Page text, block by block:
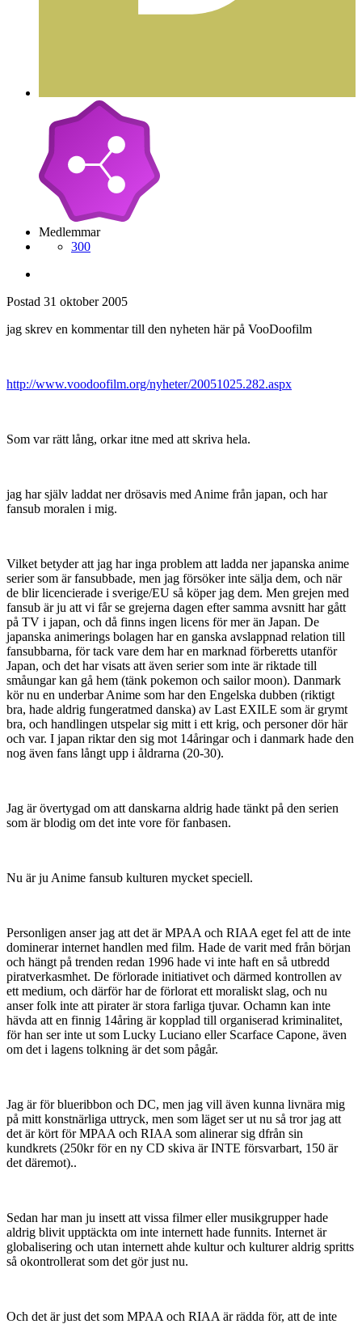
Medlemmar
300
Postad 31 oktober 2005
jag skrev en kommentar till den nyheten här på VooDoofilm
http://www.voodoofilm.org/nyheter/20051025.282.aspx
Som var rätt lång, orkar itne med att skriva hela.
jag har själv laddat ner drösavis med Anime från japan, och har
fansub moralen i mig.
Vilket betyder att jag har inga problem att ladda ner japanska anime
serier som är fansubbade, men jag försöker inte sälja dem, och när
de blir licencierade i sverige/EU så köper jag dem. Men grejen med
fansub är ju att vi får se grejerna dagen efter samma avsnitt har gått
på TV i japan, och då finns ingen licens för mer än Japan. De
japanska animerings bolagen har en ganska avslappnad relation till
fansubbarna, för tack vare dem har en marknad förberetts utanför
Japan, och det har visats att även serier som inte är riktade till
småungar kan gå hem (tänk pokemon och sailor moon). Danmark
kör nu en underbar Anime som har den Engelska dubben (riktigt
bra, hade aldrig fungeratmed danska) av Last EXILE som är grymt
bra, och handlingen utspelar sig mitt i ett krig, och personer dör här
och var. I japan riktar den sig mot 14åringar och i danmark hade den
nog även fans långt upp i åldrarna (20-30).
Jag är övertygad om att danskarna aldrig hade tänkt på den serien
som är blodig om det inte vore för fanbasen.
Nu är ju Anime fansub kulturen mycket speciell.
Personligen anser jag att det är MPAA och RIAA eget fel att de inte
dominerar internet handlen med film. Hade de varit med från början
och hängt på trenden redan 1996 hade vi inte haft en så utbredd
piratverkasmhet. De förlorade initiativet och därmed kontrollen av
ett medium, och därför har de förlorat ett moraliskt slag, och nu
anser folk inte att pirater är stora farliga tjuvar. Ochamn kan inte
hävda att en finnig 14åring är kopplad till organiserad kriminalitet,
för han ser inte ut som Lucky Luciano eller Scarface Capone, även
om det i lagens tolkning är det som pågår.
Jag är för blueribbon och DC, men jag vill även kunna livnära mig
på mitt konstnärliga uttryck, men som läget ser ut nu så tror jag att
det är kört för MPAA och RIAA som alinerar sig dfrån sin
kundkrets (250kr för en ny CD skiva är INTE försvarbart, 150 är
det däremot)..
Sedan har man ju insett att vissa filmer eller musikgrupper hade
aldrig blivit upptäckta om inte internett hade funnits. Internet är
globalisering och utan internett ahde kultur och kulturer aldrig spritts
så okontrollerat som det gör just nu.
Och det är just det som MPAA och RIAA är rädda för, att de inte